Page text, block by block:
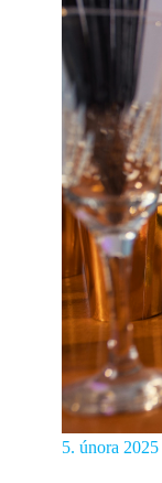
5. února 2025